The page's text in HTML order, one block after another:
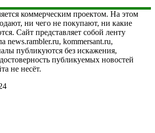
коммерческим проектом. На этом
ни чего не покупают, ни какие
Сайт представляет собой ленту
news.rambler.ru, kommersant.ru,
публикуются без искажения,
публикуемых новостей
не несёт.